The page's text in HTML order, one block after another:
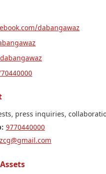
dabangawaz
press inquiries,
9770440000